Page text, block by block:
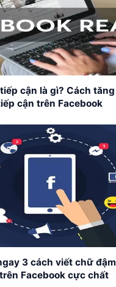
cận là gì? Cách tăng
cận trên Facebook
3 cách viết chữ đậm
Facebook cực chất